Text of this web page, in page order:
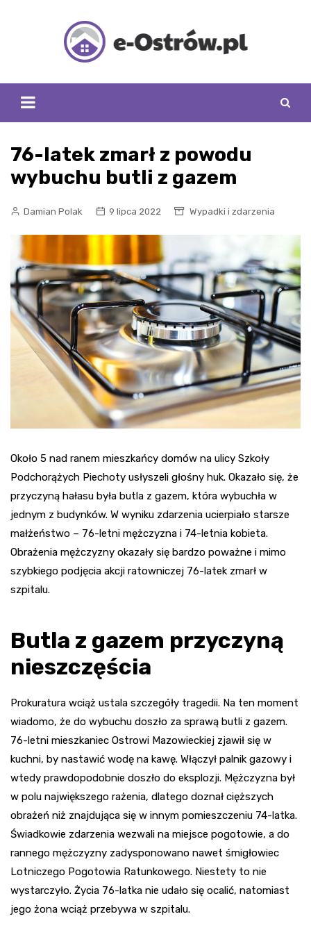
76-latek zmarł z powodu
wybuchu butli z gazem
Damian Polak 9 lipca 2022 Wypadki i zdarzenia
Około 5 nad ranem mieszkańcy domów na ulicy Szkoły
Podchorążych Piechoty usłyszeli głośny huk. Okazało się, że
przyczyną hałasu była butla z gazem, która wybuchła w
jednym z budynków. W wyniku zdarzenia ucierpiało starsze
małżeństwo – 76-letni mężczyzna i 74-letnia kobieta.
Obrażenia mężczyzny okazały się bardzo poważne i mimo
szybkiego podjęcia akcji ratowniczej 76-latek zmarł w
szpitalu.
Butla z gazem przyczyną
nieszczęścia
Prokuratura wciąż ustala szczegóły tragedii. Na ten moment
wiadomo, że do wybuchu doszło za sprawą butli z gazem.
76-letni mieszkaniec Ostrowi Mazowieckiej zjawił się w
kuchni, by nastawić wodę na kawę. Włączył palnik gazowy i
wtedy prawdopodobnie doszło do eksplozji. Mężczyzna był
w polu największego rażenia, dlatego doznał cięższych
obrażeń niż znajdująca się w innym pomieszczeniu 74-latka.
Świadkowie zdarzenia wezwali na miejsce pogotowie, a do
rannego mężczyzny zadysponowano nawet śmigłowiec
Lotniczego Pogotowia Ratunkowego. Niestety to nie
wystarczyło. Życia 76-latka nie udało się ocalić, natomiast
jego żona wciąż przebywa w szpitalu.